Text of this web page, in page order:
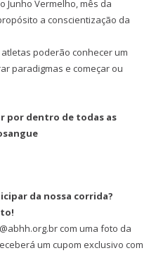
Junho Vermelho, mês da
a conscientização da
poderão conhecer um
paradigmas e começar ou
por dentro de todas as
da nossa corrida?
com uma foto da
um cupom exclusivo com